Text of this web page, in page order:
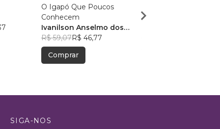
O Igapó Que Poucos
Conhecem
Ivanilson Anselmo dos
Ramos
R$ 59,07R$ 46,77
Comprar
CONFLITOS
SIGA-NOS